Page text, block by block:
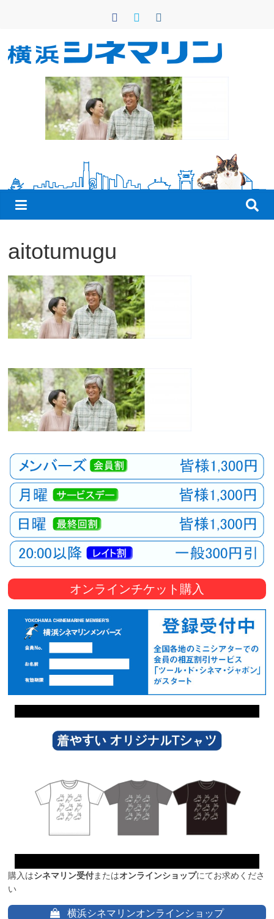
ン
横
ネ
マ
リ
ン
観
た
い
映
は
こ
の
街
で
aitotumugu
オンラインチケット購入
購入はシネマリン受付またはオンラインショップにてお求めくださ
い
横浜シネマリンオンラインショップ